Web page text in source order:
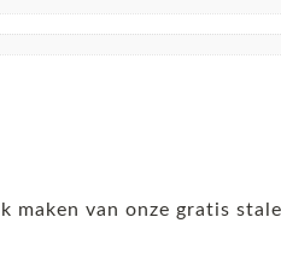
van onze gratis